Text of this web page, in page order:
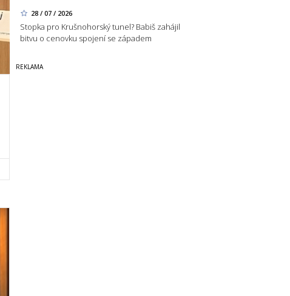
28 / 07 / 2026
Stopka pro Krušnohorský tunel? Babiš zahájil
bitvu o cenovku spojení se západem